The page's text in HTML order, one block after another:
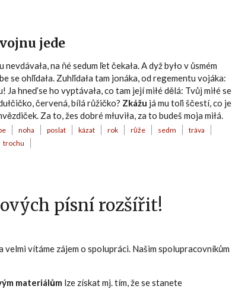
jede
nevdávała, na ňé sedum ľet čekała. A dyž było v ůsmém
se ohľídała. Zuhľídała tam jonáka, od regementu vojáka:
hneď se ho vyptávała, co tam její miłé dělá: Tvůj miłé se
červená, bílá růžičko? Zkážu já mu toľi ščestí, co je
Za to, žes dobré młuviła, za to budeš moja miłá.
noha poslat kázat rok růže sedm
tráva
trochu
písní rozšířit!
vítáme zájem o spolupráci. Našim spolupracovníkům
materiálům lze získat mj. tím, že se stanete